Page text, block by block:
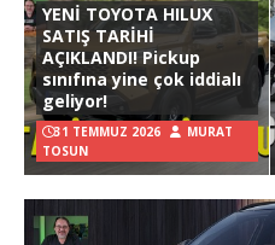
YENİ TOYOTA HILUX
SATIŞ TARİHİ
AÇIKLANDI! Pickup
sınıfına yine çok iddialı
geliyor!
31 TEMMUZ 2026
MURAT
TOSUN